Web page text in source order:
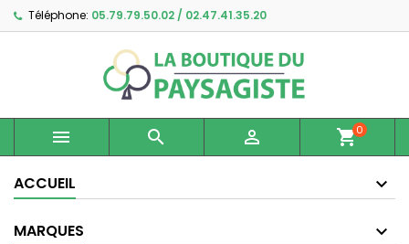
Téléphone: 05.79.79.50.02 / 02.47.41.35.20
   shopping_cart0
ACCUEIL
MARQUES
Ajouter à ma liste d'envies ×
Créer une nouvelle liste
Créer une liste d'envies ×
Nom de la liste d'envies
Connexion ×
Vous devez être connecté pour ajouter des produits
à votre liste d'envies.
Annuler Connexion